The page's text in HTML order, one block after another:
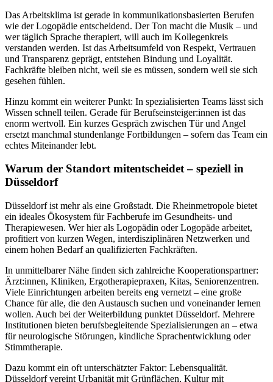
Das Arbeitsklima ist gerade in kommunikationsbasierten Berufen
wie der Logopädie entscheidend. Der Ton macht die Musik – und
wer täglich Sprache therapiert, will auch im Kollegenkreis
verstanden werden. Ist das Arbeitsumfeld von Respekt, Vertrauen
und Transparenz geprägt, entstehen Bindung und Loyalität.
Fachkräfte bleiben nicht, weil sie es müssen, sondern weil sie sich
gesehen fühlen.
Hinzu kommt ein weiterer Punkt: In spezialisierten Teams lässt sich
Wissen schnell teilen. Gerade für Berufseinsteiger:innen ist das
enorm wertvoll. Ein kurzes Gespräch zwischen Tür und Angel
ersetzt manchmal stundenlange Fortbildungen – sofern das Team ein
echtes Miteinander lebt.
Warum der Standort mitentscheidet – speziell in
Düsseldorf
Düsseldorf ist mehr als eine Großstadt. Die Rheinmetropole bietet
ein ideales Ökosystem für Fachberufe im Gesundheits- und
Therapiewesen. Wer hier als Logopädin oder Logopäde arbeitet,
profitiert von kurzen Wegen, interdisziplinären Netzwerken und
einem hohen Bedarf an qualifizierten Fachkräften.
In unmittelbarer Nähe finden sich zahlreiche Kooperationspartner:
Ärzt:innen, Kliniken, Ergotherapiepraxen, Kitas, Seniorenzentren.
Viele Einrichtungen arbeiten bereits eng vernetzt – eine große
Chance für alle, die den Austausch suchen und voneinander lernen
wollen. Auch bei der Weiterbildung punktet Düsseldorf. Mehrere
Institutionen bieten berufsbegleitende Spezialisierungen an – etwa
für neurologische Störungen, kindliche Sprachentwicklung oder
Stimmtherapie.
Dazu kommt ein oft unterschätzter Faktor: Lebensqualität.
Düsseldorf vereint Urbanität mit Grünflächen, Kultur mit